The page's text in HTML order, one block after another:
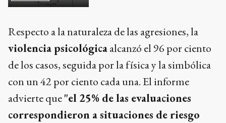
Respecto a la naturaleza de las agresiones, la
violencia psicológicaalcanzó el 96 por ciento
de los casos, seguida por la física y la simbólica
con un 42 por ciento cada una. El informe
advierte que"el 25% de las evaluaciones
correspondieron a situaciones de riesgo